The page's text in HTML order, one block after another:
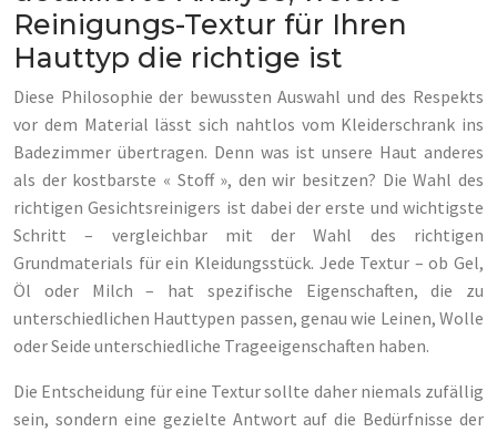
Reinigungs-Textur für Ihren
Hauttyp die richtige ist
Diese Philosophie der bewussten Auswahl und des Respekts
vor dem Material lässt sich nahtlos vom Kleiderschrank ins
Badezimmer übertragen. Denn was ist unsere Haut anderes
als der kostbarste « Stoff », den wir besitzen? Die Wahl des
richtigen Gesichtsreinigers ist dabei der erste und wichtigste
Schritt – vergleichbar mit der Wahl des richtigen
Grundmaterials für ein Kleidungsstück. Jede Textur – ob Gel,
Öl oder Milch – hat spezifische Eigenschaften, die zu
unterschiedlichen Hauttypen passen, genau wie Leinen, Wolle
oder Seide unterschiedliche Trageeigenschaften haben.
Die Entscheidung für eine Textur sollte daher niemals zufällig
sein, sondern eine gezielte Antwort auf die Bedürfnisse der